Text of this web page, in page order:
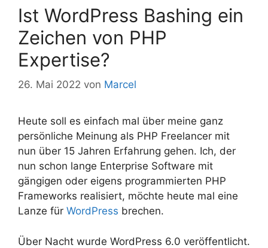
Ist WordPress Bashing ein
Zeichen von PHP
Expertise?
26. Mai 2022 von Marcel
Heute soll es einfach mal über meine ganz
persönliche Meinung als PHP Freelancer mit
nun über 15 Jahren Erfahrung gehen. Ich, der
nun schon lange Enterprise Software mit
gängigen oder eigens programmierten PHP
Frameworks realisiert, möchte heute mal eine
Lanze für WordPress brechen.
Über Nacht wurde WordPress 6.0 veröffentlicht.